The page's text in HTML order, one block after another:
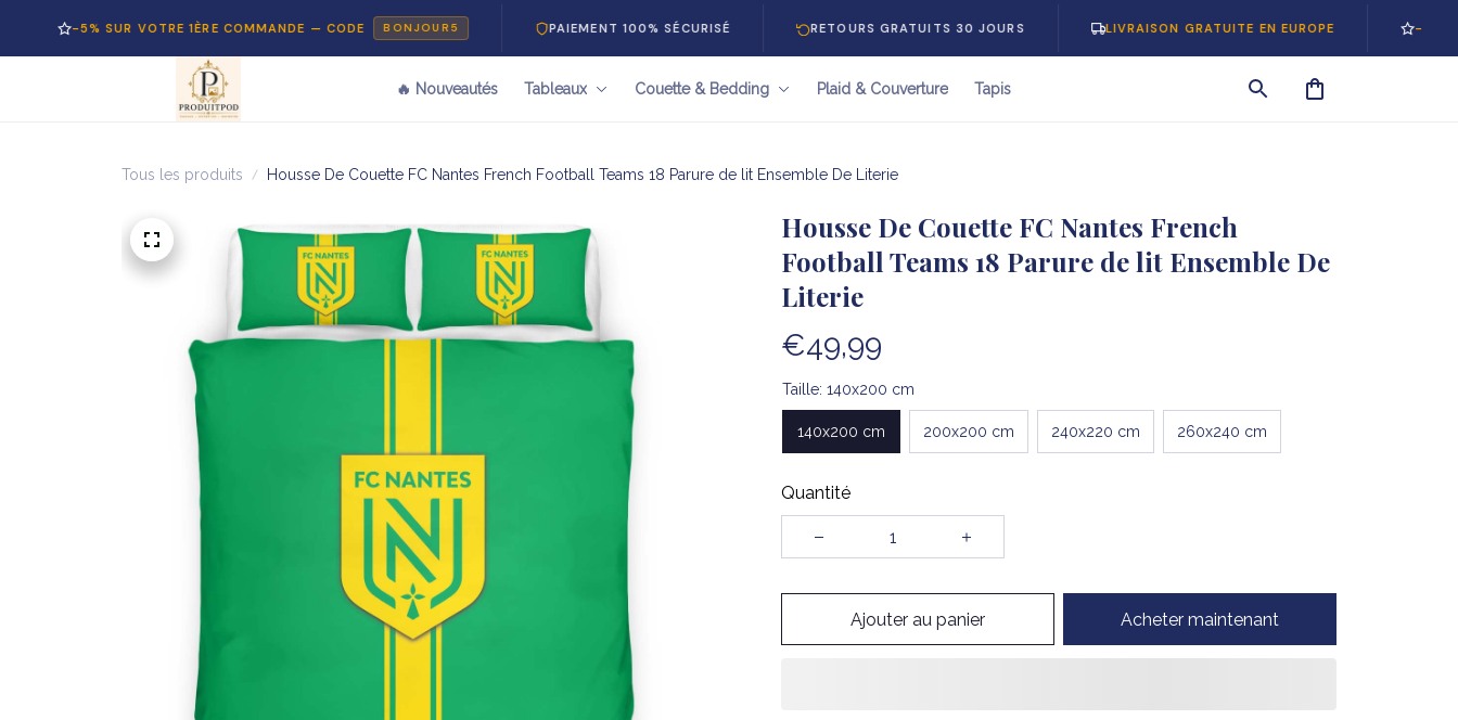
-5% SUR VOTRE 1ÈRE COMMANDE — CODE BONJOUR5 PAIEMENT 100% SÉCURISÉ RETOURS GRATUITS 30 JOURS LIVRAISON GRATUITE EN EUROPE -5% SUR
🔥 Nouveautés Tableaux Couette & Bedding Plaid & Couverture Tapis
Tous les produits Housse De Couette FC Nantes French Football Teams 18 Parure de lit Ensemble De Literie
Housse De Couette FC Nantes French
Football Teams 18 Parure de lit Ensemble De
Literie
€49,99
Taille: 140x200 cm
140x200 cm 200x200 cm 240x220 cm 260x240 cm
Quantité
Ajouter au panier Acheter maintenant